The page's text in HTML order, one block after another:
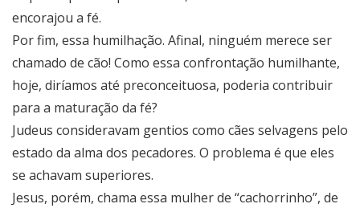
encorajou a fé.
Por fim, essa humilhação. Afinal, ninguém merece ser
chamado de cão! Como essa confrontação humilhante,
hoje, diríamos até preconceituosa, poderia contribuir
para a maturação da fé?
Judeus consideravam gentios como cães selvagens pelo
estado da alma dos pecadores. O problema é que eles
se achavam superiores.
Jesus, porém, chama essa mulher de “cachorrinho”, de